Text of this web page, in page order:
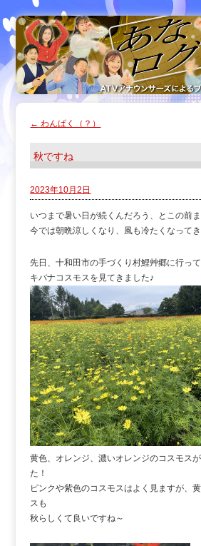
← わんぱく（？）
秋ですね
2023年10月2日
いつまで暑い日が続くんだろう、とこの前
今では朝晩涼しくなり、風も冷たくなって
先日、十和田市の手づくり村鯉艸郷に行って
キバナコスモスを見てきました♪
黄色、オレンジ、濃いオレンジのコスモス
た！
ピンクや紫色のコスモスはよく見ますが、
スも
秋らしくて良いですね～